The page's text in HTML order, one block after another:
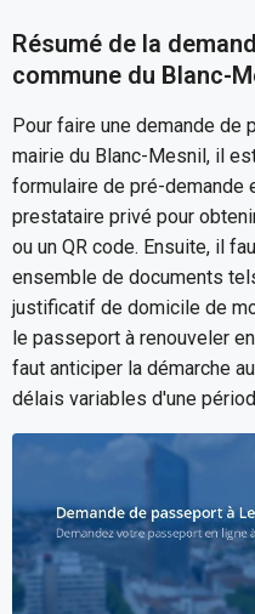
Résumé de la
commune du Blanc-
Pour faire une demande de
mairie du Blanc-Mesnil, il
formulaire de pré-demande
prestataire privé pour
ou un QR code. Ensuite, il
ensemble de documents
justificatif de domicile de
le passeport à renouveler
faut anticiper la démarche
délais variables d'une